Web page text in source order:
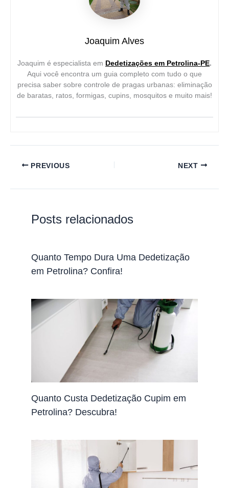
Joaquim Alves
Joaquim é especialista em Dedetizações em Petrolina-PE.
Aqui você encontra um guia completo com tudo o que
precisa saber sobre controle de pragas urbanas: eliminação
de baratas, ratos, formigas, cupins, mosquitos e muito mais!
PREVIOUS NEXT
Posts relacionados
Quanto Tempo Dura Uma Dedetização
em Petrolina? Confira!
Quanto Custa Dedetização Cupim em
Petrolina? Descubra!